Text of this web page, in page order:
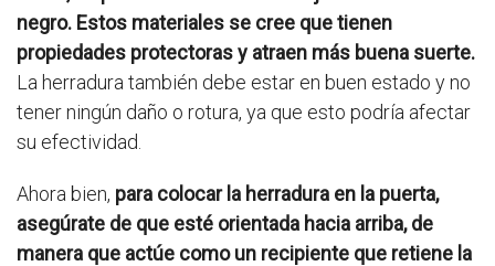
negro. Estos materiales se cree que tienen
propiedades protectoras y atraen más buena suerte.
La herradura también debe estar en buen estado y no
tener ningún daño o rotura, ya que esto podría afectar
su efectividad.
Ahora bien, para colocar la herradura en la puerta,
asegúrate de que esté orientada hacia arriba, de
manera que actúe como un recipiente que retiene la